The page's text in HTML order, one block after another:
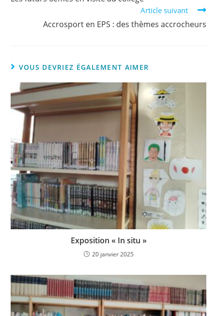
Article suivant
Accrosport en EPS : des thèmes accrocheurs
VOUS DEVRIEZ ÉGALEMENT AIMER
Exposition « In situ »
20 janvier 2025